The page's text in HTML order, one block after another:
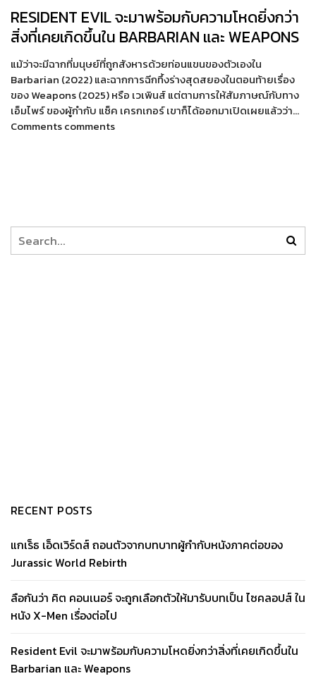
RESIDENT EVIL จะมาพร้อมกับความโหดยิ่งกว่า
สิ่งที่เคยเกิดขึ้นใน BARBARIAN และ WEAPONS
แม้ว่าจะมีฉากที่มนุษย์ที่ถูกสังหารด้วยท่อนแขนของตัวเองใน
Barbarian (2022) และฉากการฉีกทึ้งร่างสุดสยองในตอนท้ายเรื่อง
ของ Weapons (2025) หรือ เวเพินส์ แต่ตามการให้สัมภาษณ์กับทาง
เอ็มไพร์ ของผู้กำกับ แซ็ค เครกเกอร์ เขาก็ได้ออกมาเปิดเผยแล้วว่า…
Comments comments
RECENT POSTS
แกเร็ธ เอ็ดเวิร์ดส์ ถอนตัวจากบทบาทผู้กำกับหนังภาคต่อของ
Jurassic World Rebirth
ลือกันว่า คิต คอนเนอร์ จะถูกเลือกตัวให้มารับบทเป็น ไซคลอปส์ ใน
หนัง X-Men เรื่องต่อไป
Resident Evil จะมาพร้อมกับความโหดยิ่งกว่าสิ่งที่เคยเกิดขึ้นใน
Barbarian และ Weapons